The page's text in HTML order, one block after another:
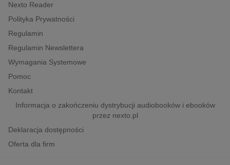
popularno-naukowe
historia
zdrowie
religie
Nexto Reader
Polityka Prywatności
Regulamin
Regulamin Newslettera
Wymagania Systemowe
Pomoc
Kontakt
Informacja o zakończeniu dystrybucji audiobooków i ebooków
przez nexto.pl
Deklaracja dostępności
Oferta dla firm